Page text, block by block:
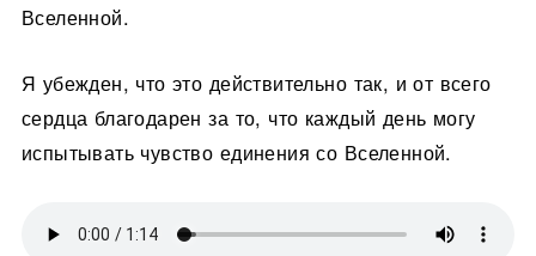
Вселенной.
Я убежден, что это действительно так, и от всего
сердца благодарен за то, что каждый день могу
испытывать чувство единения со Вселенной.